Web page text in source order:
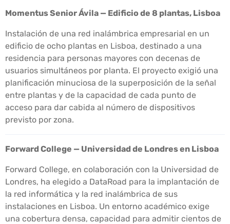
Momentus Senior Ávila — Edificio de 8 plantas, Lisboa
Instalación de una red inalámbrica empresarial en un
edificio de ocho plantas en Lisboa, destinado a una
residencia para personas mayores con decenas de
usuarios simultáneos por planta. El proyecto exigió una
planificación minuciosa de la superposición de la señal
entre plantas y de la capacidad de cada punto de
acceso para dar cabida al número de dispositivos
previsto por zona.
Forward College — Universidad de Londres en Lisboa
Forward College, en colaboración con la Universidad de
Londres, ha elegido a DataRoad para la implantación de
la red informática y la red inalámbrica de sus
instalaciones en Lisboa. Un entorno académico exige
una cobertura densa, capacidad para admitir cientos de